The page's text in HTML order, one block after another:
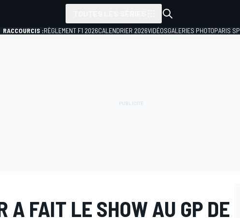
RACCOURCIS :RÈGLEMENT F1 2026CALENDRIER 2026VIDÉOSGALERIES PHOTOPARIS
A FAIT LE SHOW AU GP DE